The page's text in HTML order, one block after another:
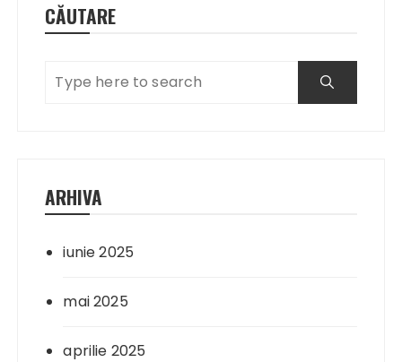
CĂUTARE
ARHIVA
iunie 2025
mai 2025
aprilie 2025